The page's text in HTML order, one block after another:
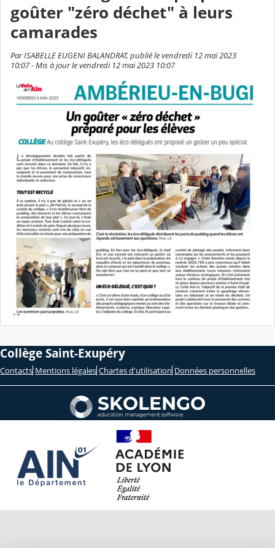
goûter "zéro déchet" à leurs
camarades
Par ISABELLE EUGENI BALANDRAT, publié le vendredi 12 mai 2023
10:07 - Mis à jour le vendredi 12 mai 2023 10:07
Collège Saint-Exupéry
Contacts Mentions légales Chartes d'utilisation Données personnelles